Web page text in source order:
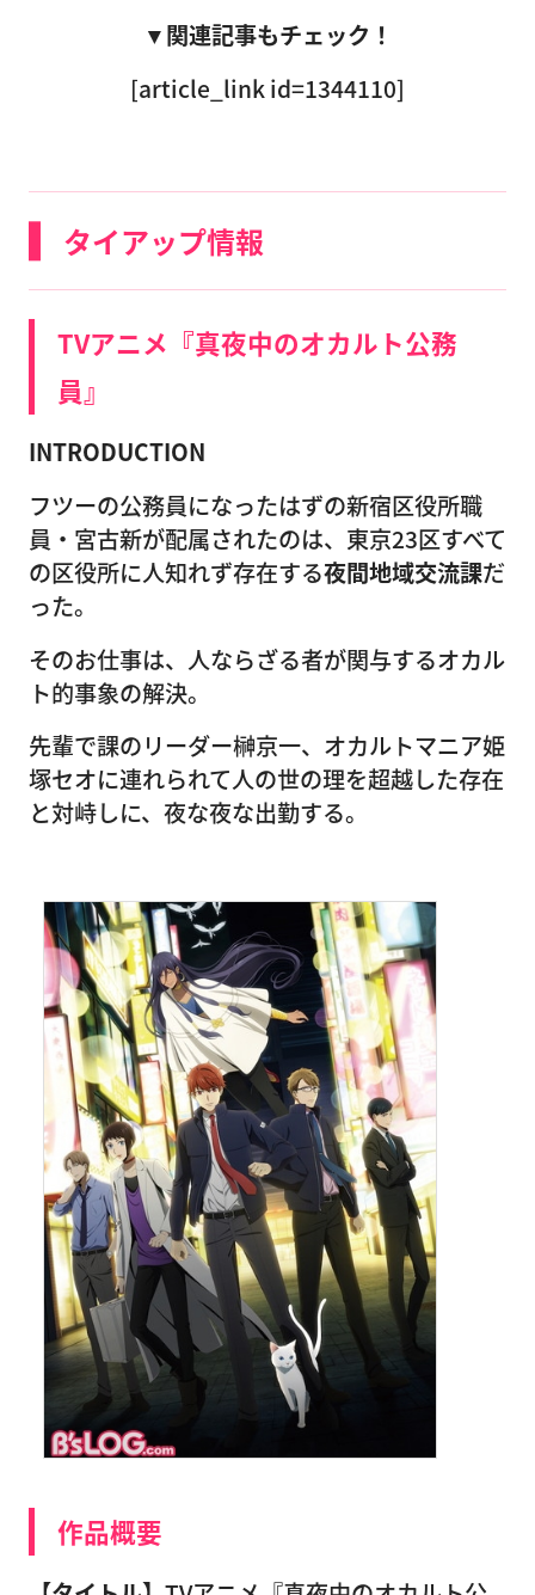
▼関連記事もチェック！
[article_link id=1344110]
タイアップ情報
TVアニメ『真夜中のオカルト公務
員』
INTRODUCTION
フツーの公務員になったはずの新宿区役所職
員・宮古新が配属されたのは、東京23区すべて
の区役所に人知れず存在する夜間地域交流課だ
った。
そのお仕事は、人ならざる者が関与するオカル
ト的事象の解決。
先輩で課のリーダー榊京一、オカルトマニア姫
塚セオに連れられて人の世の理を超越した存在
と対峙しに、夜な夜な出勤する。
作品概要